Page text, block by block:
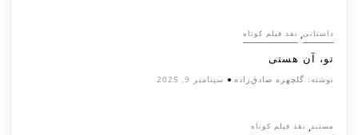
داستانی, نقد فیلم کوتاه
تو، آن هستی
نوشته: گلچهره صادق‌زاده سپتامبر 9, 2025
مستند, نقد فیلم کوتاه